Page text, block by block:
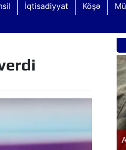
İqtisadiyyat Köşə
Qoruğunda olublar